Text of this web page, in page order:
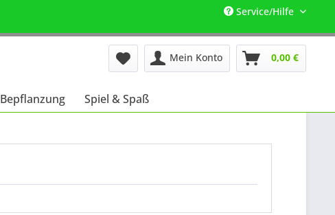
Service/Hilfe
Mein Konto 0,00 €
Bepflanzung Spiel & Spaß